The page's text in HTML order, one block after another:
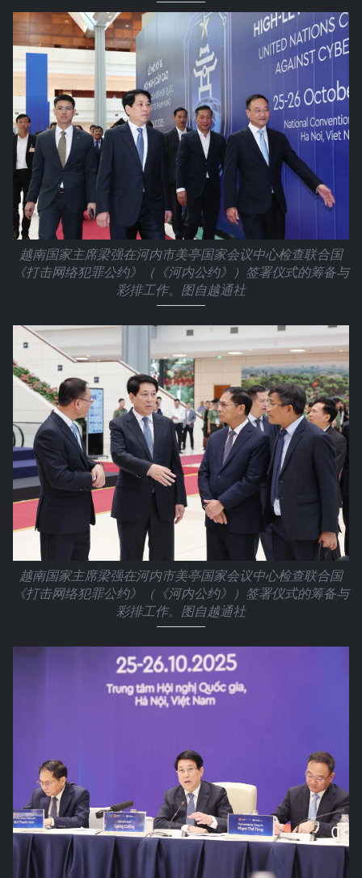
越南国家主席梁强在河内市美亭国家会议中心检查联合国
《打击网络犯罪公约》（《河内公约》）签署仪式的筹备与
彩排工作。图自越通社
越南国家主席梁强在河内市美亭国家会议中心检查联合国
《打击网络犯罪公约》（《河内公约》）签署仪式的筹备与
彩排工作。图自越通社